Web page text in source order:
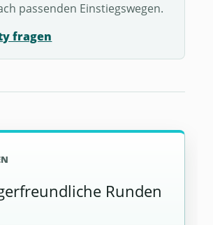
passenden Einstiegswegen.
fragen
Runden